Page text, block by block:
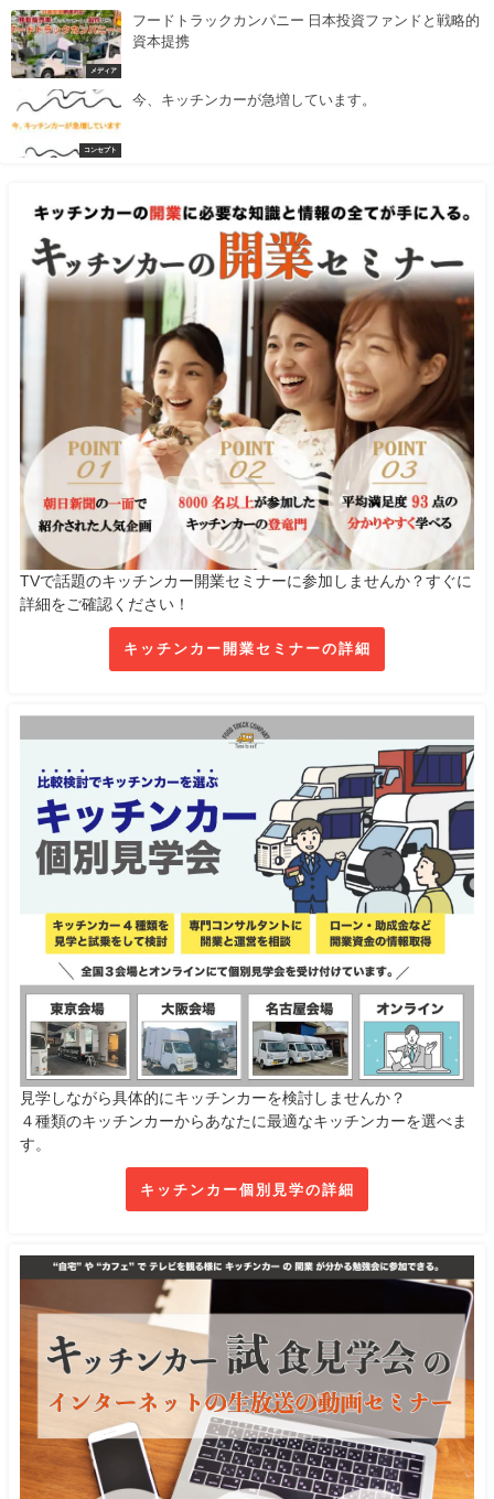
メディア
フードトラックカンパニー 日本投資ファンドと戦略的
資本提携
コンセプト
今、キッチンカーが急増しています。
TVで話題のキッチンカー開業セミナーに参加しませんか？すぐに
詳細をご確認ください！
キッチンカー開業セミナーの詳細
見学しながら具体的にキッチンカーを検討しませんか？
４種類のキッチンカーからあなたに最適なキッチンカーを選べま
す。
キッチンカー個別見学の詳細